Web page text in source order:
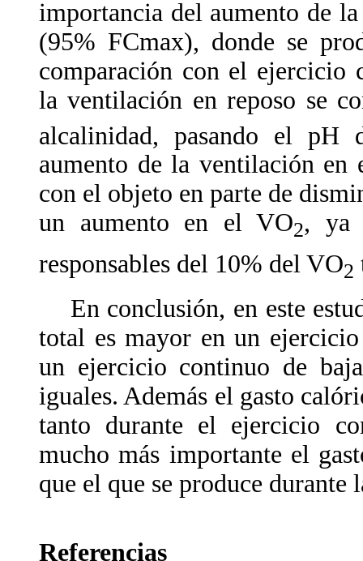
importancia del aumento de
(95% FCmax), donde se
comparación con el ejercicio
la ventilación en reposo se
alcalinidad, pasando el
aumento de la ventilación
con el objeto en parte de
un aumento en el VO2, ya
responsables del 10% del VO2
En conclusión, en este
total es mayor en un
un ejercicio continuo de
iguales. Además el gasto
tanto durante el ejercicio
mucho más importante el
que el que se produce durante
Referencias